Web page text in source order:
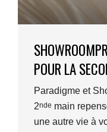
POUR LA
Paradigme et
2nde main
une autre vie à